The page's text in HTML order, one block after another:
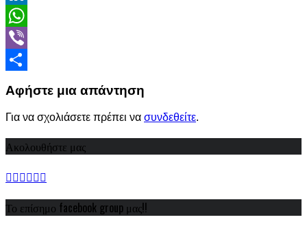
LinkedIn
WhatsApp
Viber
Αφήστε μια απάντηση
Για να σχολιάσετε πρέπει να συνδεθείτε.
Ακολουθήστε μας
Το επίσημο facebook group μας!!